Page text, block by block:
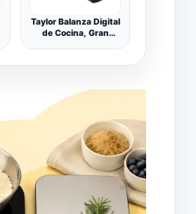
Taylor Balanza Digital
de Cocina, Gran
Tara, Acero
Capacidad